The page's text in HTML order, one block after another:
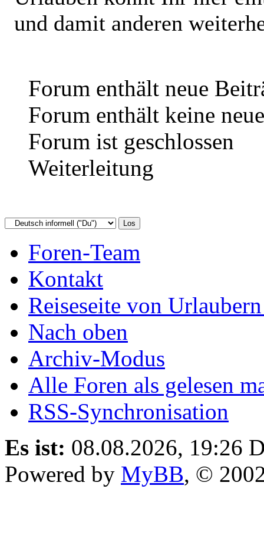
und damit anderen
Forum enthält neue
Forum enthält keine
Forum ist geschlossen
Weiterleitung
Foren-Team
Kontakt
Reiseseite von
Nach oben
Archiv-Modus
Alle Foren als gelesen
RSS-Synchronisation
Es ist: 08.08.2026, 19:26
Powered by MyBB, ©